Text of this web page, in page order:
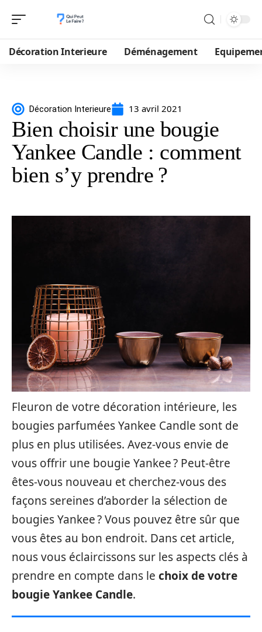
Décoration Interieure Déménagement
Décoration Interieure 13 avril 2021
Bien choisir une bougie
Yankee Candle : comment
bien s’y prendre ?
Fleuron de votre décoration intérieure, les
bougies parfumées Yankee Candle sont de
plus en plus utilisées. Avez-vous envie de
vous offrir une bougie Yankee ? Peut-être
êtes-vous nouveau et cherchez-vous des
façons sereines d’aborder la sélection de
bougies Yankee ? Vous pouvez être sûr que
vous êtes au bon endroit. Dans cet article,
nous vous éclaircissons sur les aspects clés à
prendre en compte dans le choix de votre
bougie Yankee Candle.